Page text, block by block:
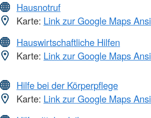
Hausnotruf
Karte: Link zur Google Maps
Hauswirtschaftliche Hilfen
Karte: Link zur Google Maps
Hilfe bei der Körperpflege
Karte: Link zur Google Maps